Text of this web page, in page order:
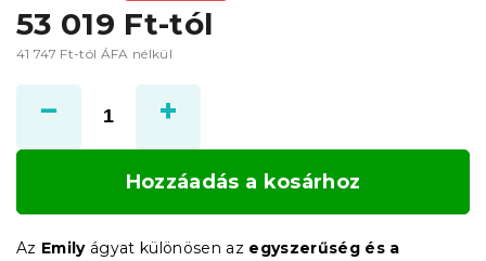
53 019 Ft-tól
41 747 Ft-tól ÁFA nélkül
Hozzáadás a kosárhoz
Az Emilyágyat különösen az egyszerűség és a